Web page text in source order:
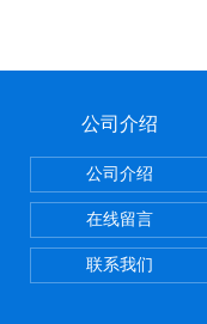
公司介绍
公司介绍
在线留言
联系我们